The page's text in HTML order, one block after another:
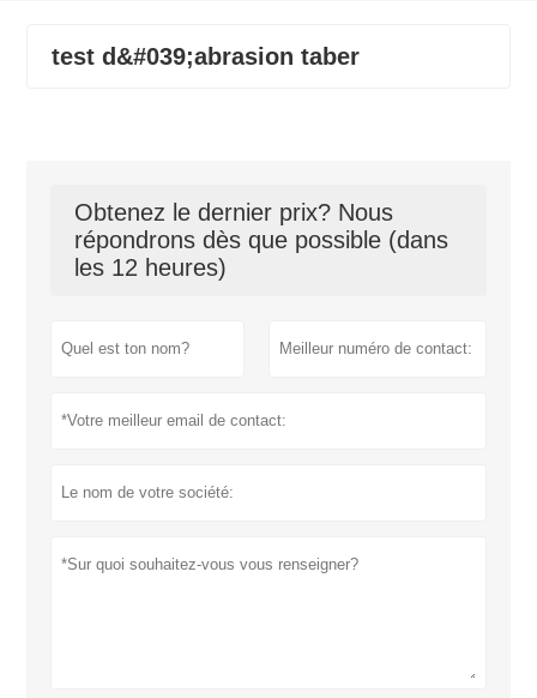
test d&#039;abrasion taber
Obtenez le dernier prix? Nous
répondrons dès que possible (dans
les 12 heures)